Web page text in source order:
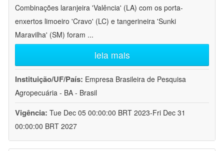
Combinações laranjeira 'Valência' (LA) com os porta-
enxertos limoeiro 'Cravo' (LC) e tangerineira 'Sunki
Maravilha' (SM) foram ...
leia mais
Instituição/UF/País: Empresa Brasileira de Pesquisa
Agropecuária - BA - Brasil
Vigência: Tue Dec 05 00:00:00 BRT 2023-Fri Dec 31
00:00:00 BRT 2027